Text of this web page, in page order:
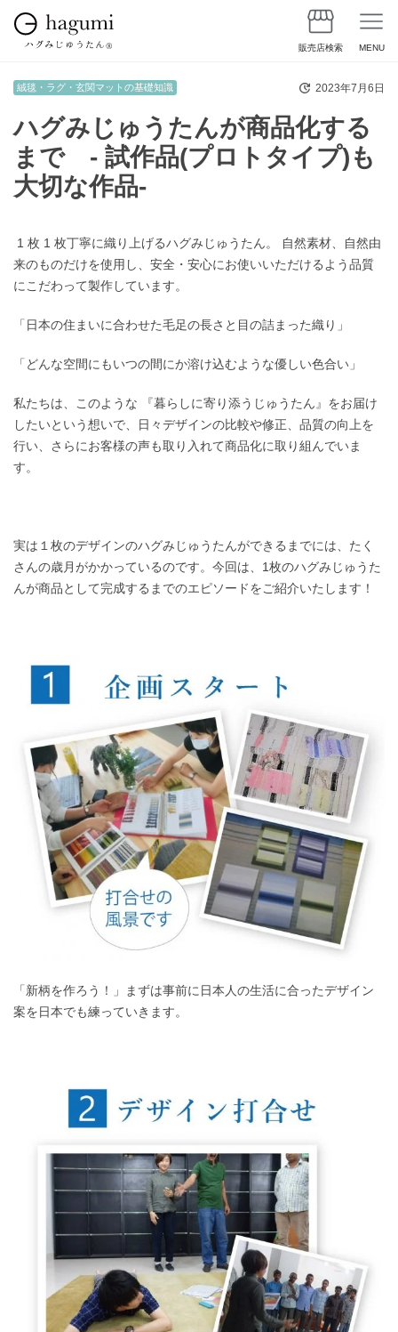
販売店検索 MENU
ハグみじゅうたんが商品化する
まで - 試作品(プロトタイプ)も
大切な作品-
絨毯・ラグ・玄関マットの基礎知識 2023年7月6日
1 枚 1 枚丁寧に織り上げるハグみじゅうたん。 自然素材、自然由
来のものだけを使用し、安全・安心にお使いいただけるよう品質
にこだわって製作しています。
「日本の住まいに合わせた毛足の長さと目の詰まった織り」
「どんな空間にもいつの間にか溶け込むような優しい色合い」
私たちは、このような 『暮らしに寄り添うじゅうたん』をお届け
したいという想いで、日々デザインの比較や修正、品質の向上を
行い、さらにお客様の声も取り入れて商品化に取り組んでいま
す。
実は１枚のデザインのハグみじゅうたんができるまでには、たく
さんの歳月がかかっているのです。今回は、1枚のハグみじゅうた
んが商品として完成するまでのエピソードをご紹介いたします！
「新柄を作ろう！」まずは事前に日本人の生活に合ったデザイン
案を日本でも練っていきます。